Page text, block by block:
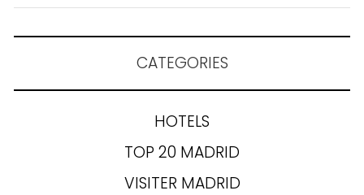
CATEGORIES
HOTELS
TOP 20 MADRID
VISITER MADRID